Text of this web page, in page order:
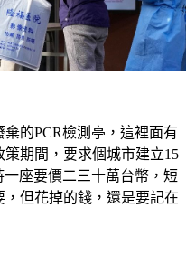
的PCR檢測亭，這裡面有
期間，要求個城市建立15
座要價二三十萬台幣，短
但花掉的錢，還是要記在